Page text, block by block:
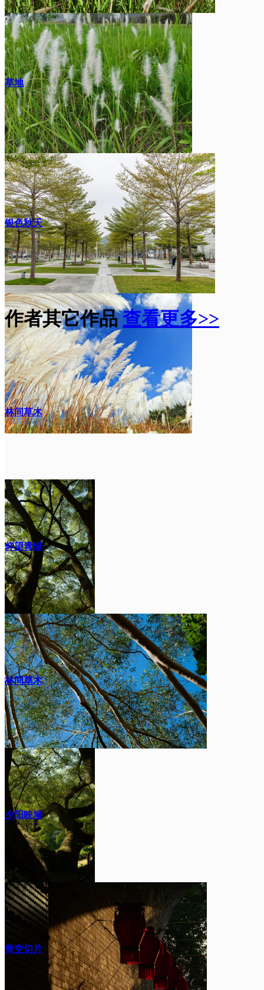
草地
银色秋天
作者其它作品 查看更多>>
林间草木
仰望青绿
林间草木
夕阳映墙
青空切片